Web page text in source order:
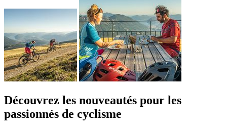
Découvrez les nouveautés pour les
passionnés de cyclisme